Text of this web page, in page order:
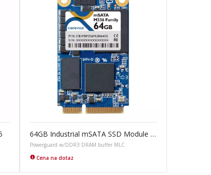
64GB Industrial mSATA SSD Module M336
Powerguard w/DDR3 DRAM buffer MLC
Cena na dotaz